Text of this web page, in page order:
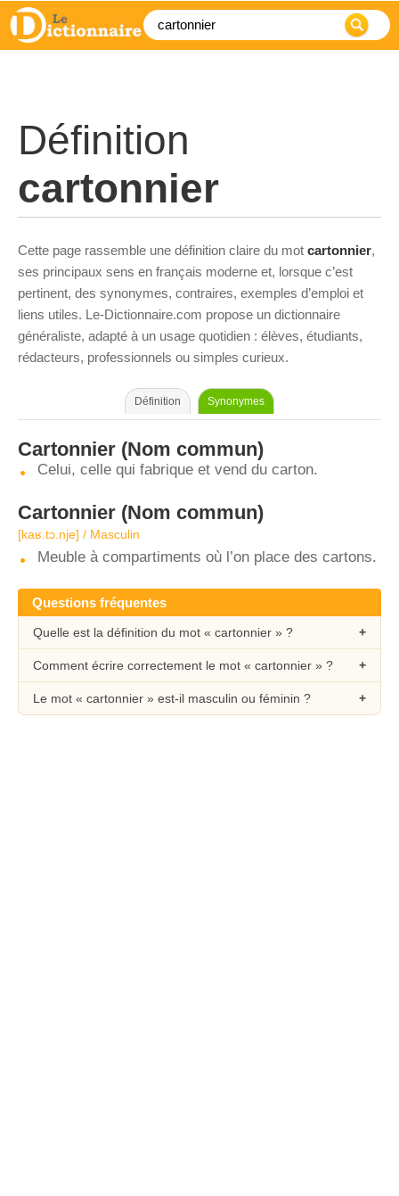
Définition
cartonnier
Cette page rassemble une définition claire du mot cartonnier,
ses principaux sens en français moderne et, lorsque c’est
pertinent, des synonymes, contraires, exemples d’emploi et
liens utiles. Le-Dictionnaire.com propose un dictionnaire
généraliste, adapté à un usage quotidien : élèves, étudiants,
rédacteurs, professionnels ou simples curieux.
Définition Synonymes
Cartonnier (Nom commun)
Celui, celle qui fabrique et vend du carton.
Cartonnier (Nom commun)
[kaʁ.tɔ.nje] / Masculin
Meuble à compartiments où l’on place des cartons.
Questions fréquentes
Quelle est la définition du mot « cartonnier » ?
Comment écrire correctement le mot « cartonnier » ?
Le mot « cartonnier » est-il masculin ou féminin ?